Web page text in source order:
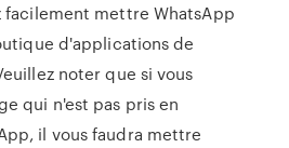
facilement mettre WhatsApp
d'applications de
noter que si vous
qui n'est pas pris en
il vous faudra mettre